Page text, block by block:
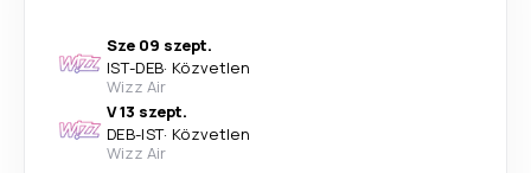
Sze 09 szept.
IST-DEB· Közvetlen
Wizz Air
V 13 szept.
DEB-IST· Közvetlen
Wizz Air